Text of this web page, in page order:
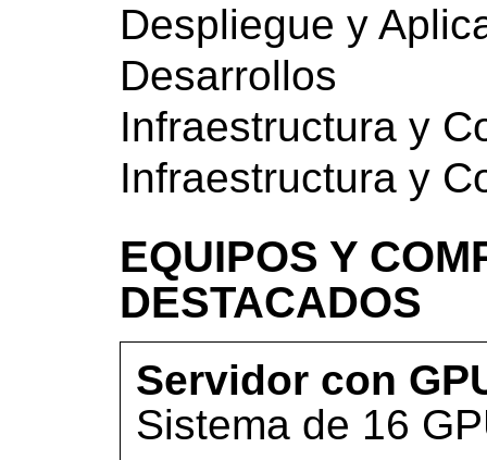
Despliegue y
Desarrollos
Infraestructura y
Infraestructura y
EQUIPOS Y
DESTACADOS
Servidor con
Sistema de 16